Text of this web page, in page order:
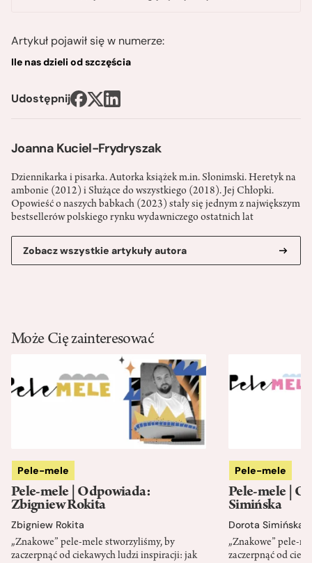
Joanna Kuciel-Frydryszak
Dziennikarka i pisarka. Autorka książek m.in. Słonimski. Heretyk na
ambonie (2012) i Służące do wszystkiego (2018). Jej Chłopki.
Opowieść o naszych babkach (2023) stały się jednym z największym
bestsellerów polskiego rynku wydawniczego ostatnich lat
Zobacz wszystkie artykuły autora
Artykuł pojawił się w numerze:
Ile nas dzieli od szczęścia
Udostępnij
Może Cię zainteresować
Pele-mele
Pele-mele | Odpowiada:
Zbigniew Rokita
Zbigniew Rokita
„Znakowe” pele-mele stworzyliśmy, by
zaczerpnąć od ciekawych ludzi inspiracji: jak
Pele-mele
Pele-mele |
Simińska
Dorota Simińska
„Znakowe” pele-
zaczerpnąć od